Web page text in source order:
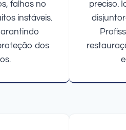
falhas no
instáveis.
dos
preciso.